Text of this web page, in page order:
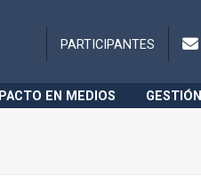
PARTICIPANTES
PACTO EN MEDIOS